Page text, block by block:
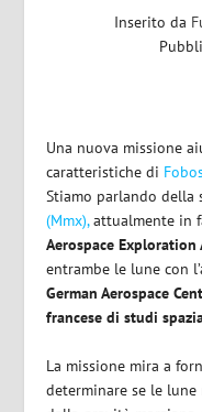
Inserito da
Una nuova missione
caratteristiche di
Stiamo parlando della
(Mmx),attualmente in
Aerospace Exploration
entrambe le lune con
German Aerospace
francese di studi
La missione mira a
determinare se le